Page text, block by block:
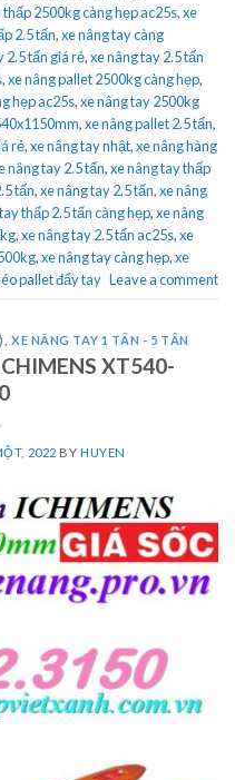
2500kg càng hẹp ac25s,xe
2.5 tấn,xe nâng tay càng
2.5 tấn giá rẻ,xe nâng tay 2.5 tấn
,xe nâng pallet 2500kg càng hẹp,
hẹp ac25s,xe nâng tay 2500kg
,xe nâng pallet 2.5 tấn,
rẻ,xe nâng tay nhật,xe nâng hàng
nâng tay 2.5 tấn,xe nâng tay thấp
tấn,xe nâng tay 2.5 tấn,xe nâng
thấp 2.5 tấn càng hẹp,xe nâng
,xe nâng tay 2.5 tấn ac25s,xe
,xe nâng tay càng hẹp,xe
pallet đẩy tay Leave a comment
,XE NÂNG TAY 1 TẤN - 5 TẤN
XT540-
2022 BYHUYEN